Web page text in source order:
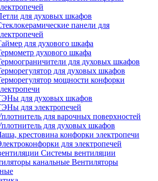
для духовых шкафов
панели для
для духового шкафа
духового шкафа
для духовых шкафов
для духовых шкафов
мощности конфорки
для духовых шкафов
для электропечей
для варочных поверхностей
для духовых шкафов
крестовина конфорки электропечи
для электропечей
Системы вентиляции
Вентиляторы